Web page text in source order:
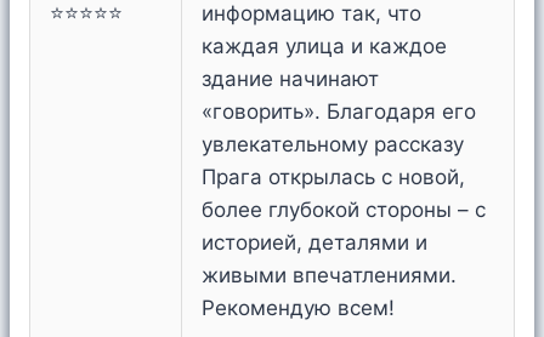
⭐⭐⭐⭐⭐
информацию так, что
каждая улица и каждое
здание начинают
«говорить». Благодаря его
увлекательному рассказу
Прага открылась с новой,
более глубокой стороны – с
историей, деталями и
живыми впечатлениями.
Рекомендую всем!